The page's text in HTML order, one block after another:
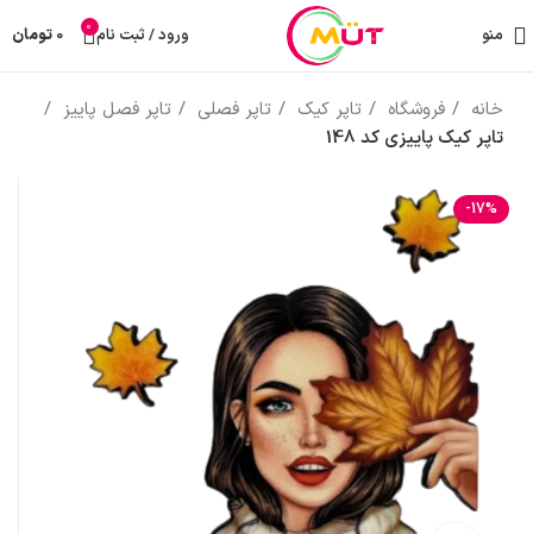
منو ورود / ثبت نام 0
0 تومان
خانه فروشگاه تاپر کیک تاپر فصلی
تاپر فصل پاییز
تاپر کیک پاییزی کد 148
-17%